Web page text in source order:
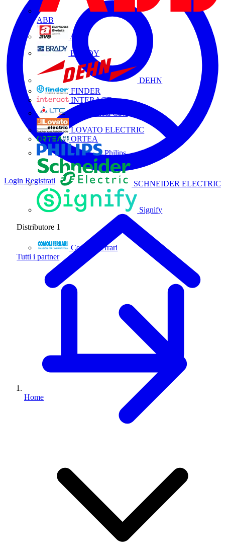
ABB
AVE
BRADY
DEHN
FINDER
INTERACT
La Triveneta Cavi
LOVATO ELECTRIC
ORTEA
Philips
SCHNEIDER ELECTRIC
Signify
Distributore 1
Comoli Ferrari
Tutti i partner
Login Registrati
Home